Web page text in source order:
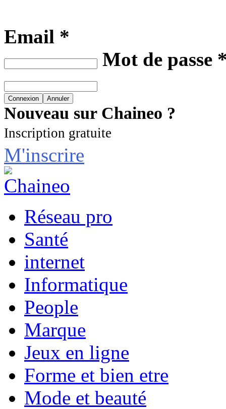
Email *
Mot de passe
Nouveau sur Chaineo ?
Inscription gratuite
M'inscrire
Réseau pro
Santé
internet
Informatique
People
Marque
Jeux en ligne
Forme et bien etre
Mode et beauté